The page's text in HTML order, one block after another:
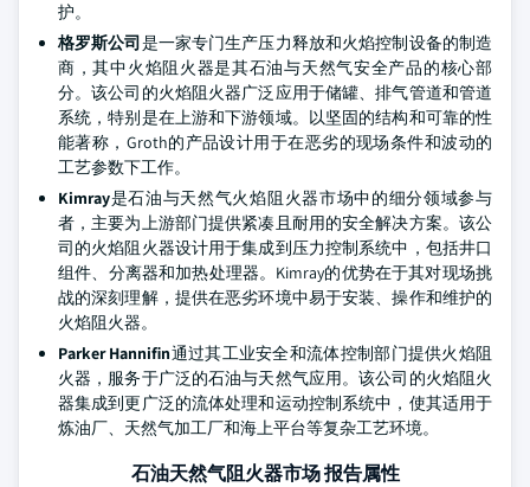
护。
格罗斯公司是一家专门生产压力释放和火焰控制设备的制造
商，其中火焰阻火器是其石油与天然气安全产品的核心部
分。该公司的火焰阻火器广泛应用于储罐、排气管道和管道
系统，特别是在上游和下游领域。以坚固的结构和可靠的性
能著称，Groth的产品设计用于在恶劣的现场条件和波动的
工艺参数下工作。
Kimray是石油与天然气火焰阻火器市场中的细分领域参与
者，主要为上游部门提供紧凑且耐用的安全解决方案。该公
司的火焰阻火器设计用于集成到压力控制系统中，包括井口
组件、分离器和加热处理器。Kimray的优势在于其对现场挑
战的深刻理解，提供在恶劣环境中易于安装、操作和维护的
火焰阻火器。
Parker Hannifin通过其工业安全和流体控制部门提供火焰阻
火器，服务于广泛的石油与天然气应用。该公司的火焰阻火
器集成到更广泛的流体处理和运动控制系统中，使其适用于
炼油厂、天然气加工厂和海上平台等复杂工艺环境。
石油天然气阻火器市场 报告属性